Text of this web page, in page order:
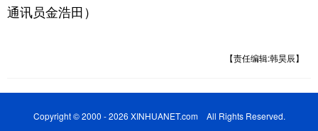
通讯员金浩田）
【责任编辑:韩昊辰】
Copyright © 2000 - 2026 XINHUANET.com All Rights Reserved.